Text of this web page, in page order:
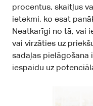
procentus, skaitļus
ietekmi, ko esat
Neatkarīgi no tā, vai
vai virzāties uz
sadaļas pielāgošana
iespaidu uz